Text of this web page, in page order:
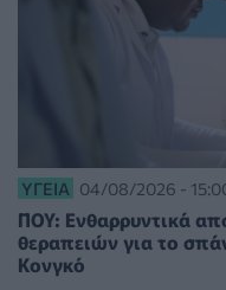
ΥΓΕΊΑ 04/08/2026 -
ΠΟΥ: Ενθαρρυντικά
θεραπειών για το
Κονγκό